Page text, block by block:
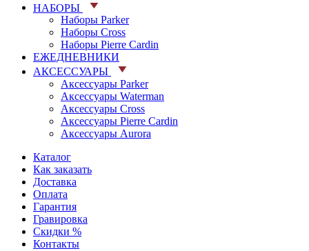
НАБОРЫ
Наборы Parker
Наборы Cross
Наборы Pierre Cardin
ЕЖЕДНЕВНИКИ
АКСЕССУАРЫ
Аксессуары Parker
Аксессуары Waterman
Аксессуары Cross
Аксессуары Pierre Cardin
Аксессуары Aurora
Каталог
Как заказать
Доставка
Оплата
Гарантия
Гравировка
Скидки %
Контакты